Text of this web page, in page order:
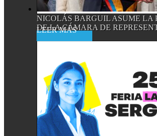
NICOLÁS BARGUIL ASUME LA
DE LA CÁMARA DE